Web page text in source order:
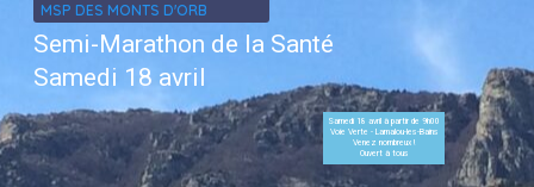
MSP DES MONTS D'ORB
Semi-Marathon de la Santé
Samedi 18 avril
Samedi 18 avril à partir de 9h00
Voie Verte - Lamalou-les-Bains
Venez nombreux !
Ouvert à tous